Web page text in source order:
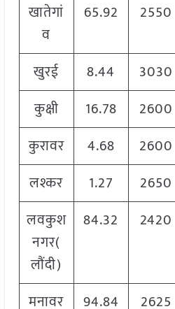
खातेगां
व
65.92 2550
खुरई 8.44 3030
कुक्षी
16.78 2600
कुरावर
4.68 2600
लश्कर
1.27 2650
लवकुश
नगर(
लौंदी)
84.32 2420
मनावर 94.84 2625